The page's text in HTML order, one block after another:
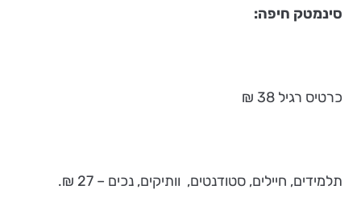
סינמטק חיפה:
כרטיס רגיל 38 ₪
תלמידים, חיילים, סטודנטים, וותיקים, נכים – 27 ₪.